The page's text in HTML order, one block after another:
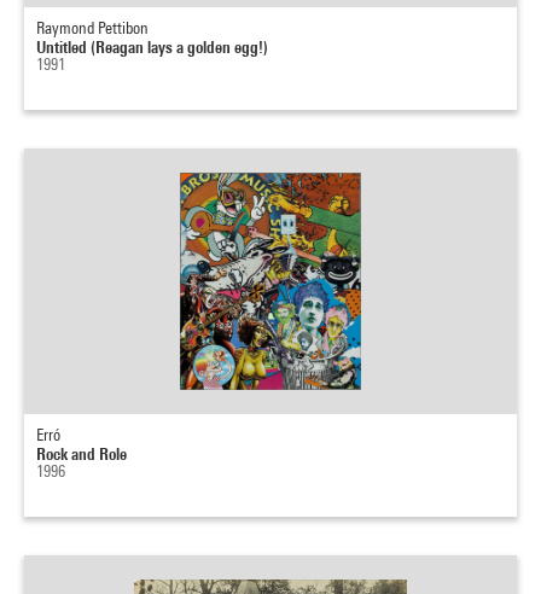
Raymond Pettibon
Untitled (Reagan lays a golden egg!)
1991
Erró
Rock and Role
1996